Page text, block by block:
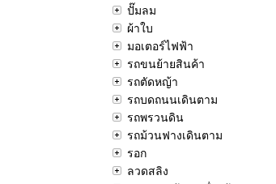
ปั๊มลม
ผ้าใบ
มอเตอร์ไฟฟ้า
รถขนย้ายสินค้า
รถตัดหญ้า
รถบดถนนเดินตาม
รถพรวนดิน
รถม้วนฟางเดินตาม
รอก
ลวดสลิง